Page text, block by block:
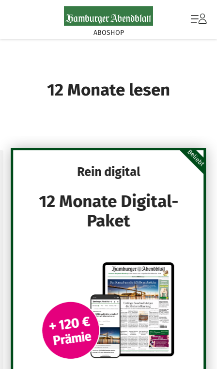
ABOSHOP
12 Monate lesen
Beliebt
Rein digital
12 Monate Digital-
Paket